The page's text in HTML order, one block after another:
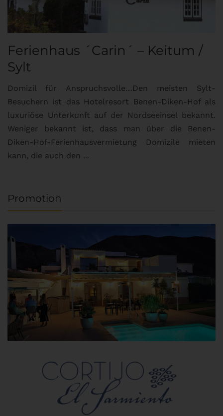
Ferienhaus ´Carin´ – Keitum /
Sylt
Domizil für Anspruchsvolle…Den meisten Sylt-
Besuchern ist das Hotelresort Benen-Diken-Hof als
luxuriöse Unterkunft auf der Nordseeinsel bekannt.
Weniger bekannt ist, dass man über die Benen-
Diken-Hof-Ferienhausvermietung Domizile mieten
kann, die auch den ...
Promotion